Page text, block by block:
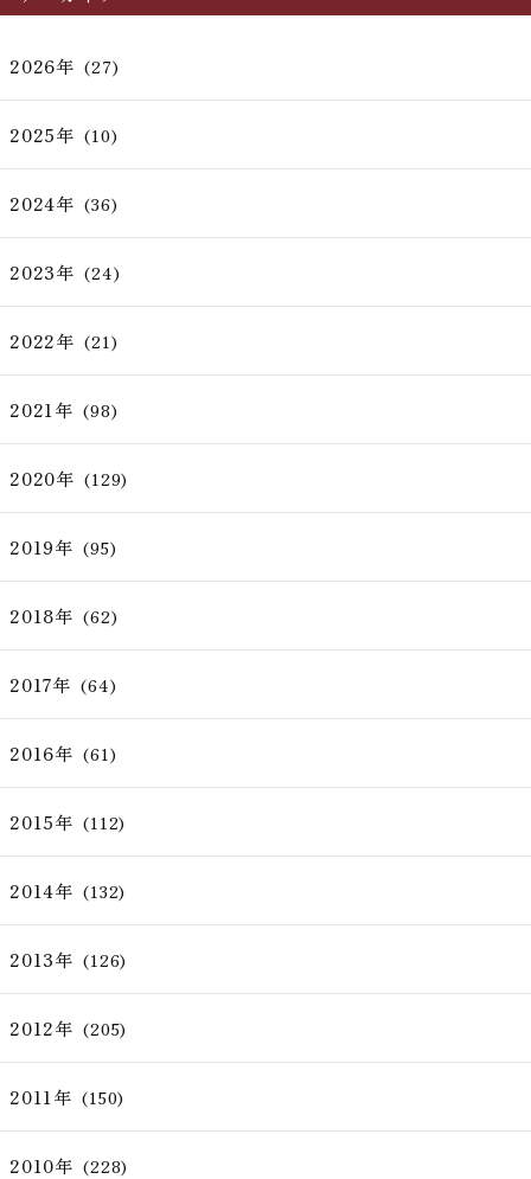
2026年 (27)
2025年 (10)
2024年 (36)
2023年 (24)
2022年 (21)
2021年 (98)
2020年 (129)
2019年 (95)
2018年 (62)
2017年 (64)
2016年 (61)
2015年 (112)
2014年 (132)
2013年 (126)
2012年 (205)
2011年 (150)
2010年 (228)